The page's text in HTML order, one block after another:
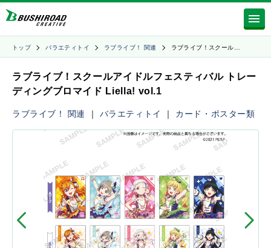
トップ バラエティトイ ラブライブ！ 関連 ラブライブ！スクール…
ラブライブ！スクールアイドルフェスティバル トレー
ディングブロマイド Liella! vol.1
ラブライブ！ 関連 ｜ バラエティトイ ｜ カード・ポスター類